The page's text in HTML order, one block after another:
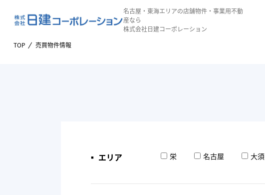
名古屋・東海エリアの店舗物件・事業用不動
産なら
株式会社日建コーポレーション
TOP 売買物件情報
▪︎ エリア 栄 名古屋 大須